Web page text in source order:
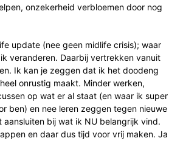
onzekerheid verbloemen door nog
update (nee geen midlife crisis); waar
veranderen. Daarbij vertrekken vanuit
Ik kan je zeggen dat ik het doodeng
onrustig maakt. Minder werken,
op wat er al staat (en waar ik super
ben) en nee leren zeggen tegen nieuwe
aansluiten bij wat ik NU belangrijk vind.
en daar dus tijd voor vrij maken. Ja